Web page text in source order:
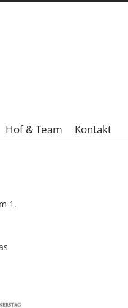
Hof & Team Kontakt
1.